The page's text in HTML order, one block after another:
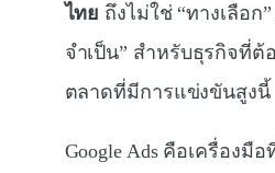
ไทย ถึงไม่ใช่ “ทางเลือก
จำเป็น” สำหรับธุรกิจที่ต้
ตลาดที่มีการแข่งขันสูงนี้
Google Ads คือเครื่องมื